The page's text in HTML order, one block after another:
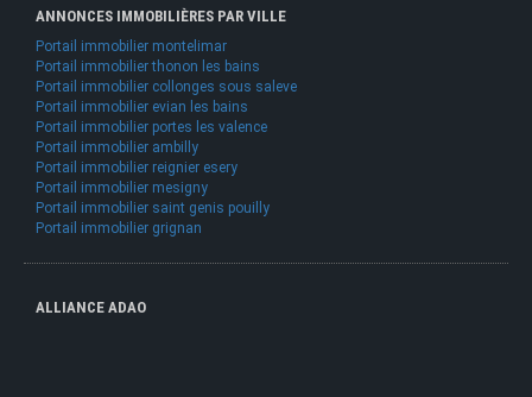
ANNONCES IMMOBILIÈRES PAR VILLE
Portail immobilier montelimar
Portail immobilier thonon les bains
Portail immobilier collonges sous saleve
Portail immobilier evian les bains
Portail immobilier portes les valence
Portail immobilier ambilly
Portail immobilier reignier esery
Portail immobilier mesigny
Portail immobilier saint genis pouilly
Portail immobilier grignan
ALLIANCE ADAO